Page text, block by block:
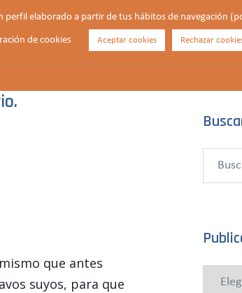
NOTICIAS ¿QUIÉNES SOMOS?
que antes
suyos, para que
Buscar:
elaborado a partir de tus hábitos de navegación
de cookies Aceptar cookies Rechazar